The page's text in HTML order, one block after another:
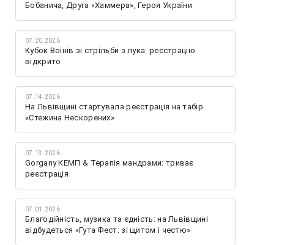
Бобанича, Друга «Хаммера», Героя України
07.20.2026
Кубок Воїнів зі стрільби з лука: реєстрацію
відкрито
07.14.2026
На Львівщині стартувала реєстрація на табір
«Стежина Нескорених»
07.13.2026
Gorgany КЕМП & Терапія мандрами: триває
реєстрація
07.01.2026
Благодійність, музика та єдність: на Львівщині
відбудеться «Гута Фест: зі щитом і честю»